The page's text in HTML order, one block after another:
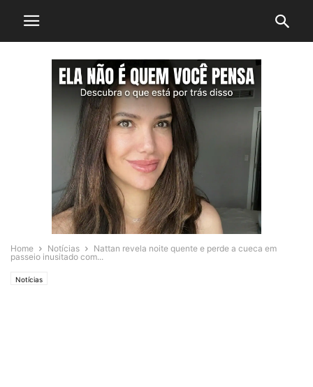
Home Notícias
Nattan revela noite quente e perde a cueca em
passeio inusitado com...
Notícias